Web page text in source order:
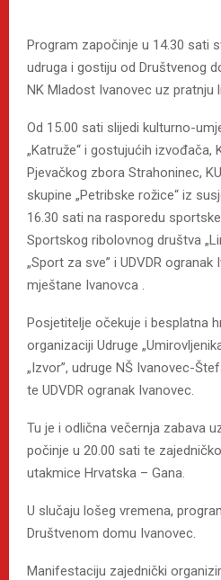
Program započinje u 14.30 sati
udruga i gostiju od Društvenog
NK Mladost Ivanovec uz pratnju
Od 15.00 sati slijedi kulturno-
„Katruže“ i gostujućih izvođača,
Pjevačkog zbora Strahoninec,
skupine „Petribske rožice“ iz
16.30 sati na rasporedu
Sportskog ribolovnog društva
„Sport za sve” i UDVDR
mještane Ivanovca .
Posjetitelje očekuje i besplatna
organizaciji Udruge
„Izvor”, udruge NŠ Ivanovec-
te UDVDR ogranak Ivanovec.
Tu je i odlična večernja zabava
počinje u 20.00 sati te
utakmice Hrvatska – Gana.
U slučaju lošeg vremena,
Društvenom domu Ivanovec.
Manifestaciju zajednički